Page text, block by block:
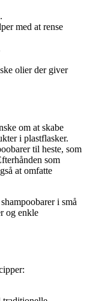
med at rense
olier der giver
om at skabe
i plastflasker.
til heste, som
som
at omfatte
i små
og enkle